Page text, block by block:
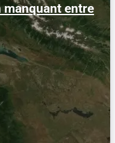
manquant entre
2026, des drones
frappé plusieurs cibles en
parmi...